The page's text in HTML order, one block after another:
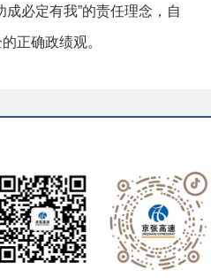
必定有我”的责任理念，自
正确政绩观。